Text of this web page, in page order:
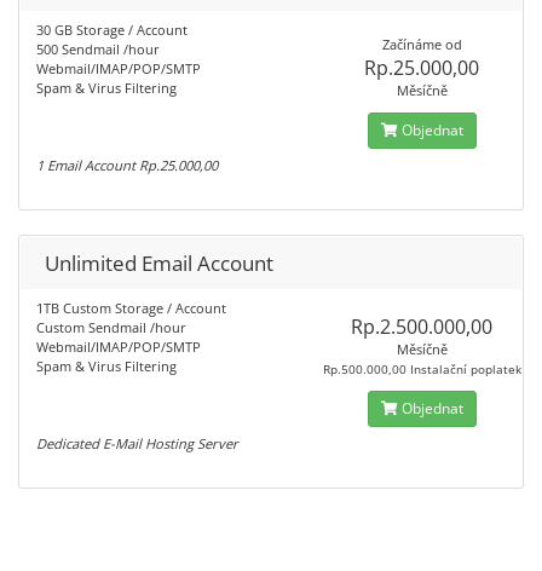
30 GB Storage / Account
500 Sendmail /hour
Webmail/IMAP/POP/SMTP
Spam & Virus Filtering
1 Email Account Rp.25.000,00
Začínáme od
Rp.25.000,00
Měsíčně
Objednat
Unlimited Email Account
1TB Custom Storage / Account
Custom Sendmail /hour
Webmail/IMAP/POP/SMTP
Spam & Virus Filtering
Dedicated E-Mail Hosting Server
Rp.2.500.000,00
Měsíčně
Rp.500.000,00 Instalační poplatek
Objednat